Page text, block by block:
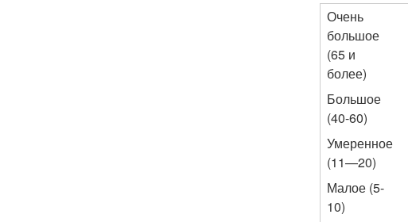
Очень
большое
(65 и
более)
Большое
(40-60)
Умеренное
(11—20)
Малое (5-
10)